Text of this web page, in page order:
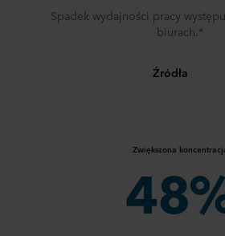
Spadek wydajności pracy
biurach.*
Źródła
Zwiększona